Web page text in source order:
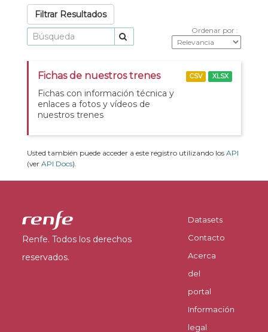
Filtrar Resultados
Ordenar por
Fichas de nuestros trenes
Fichas con información técnica y
enlaces a fotos y vídeos de
nuestros trenes
CSV XLSX
Usted también puede acceder a este registro utilizando los API
(ver API Docs).
Renfe. Todos los derechos
reservados.
Datasets
Contacto
Acerca
del
portal
Información
legal